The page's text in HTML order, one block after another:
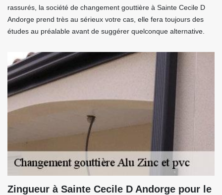
rassurés, la société de changement gouttière à Sainte Cecile D
Andorge prend très au sérieux votre cas, elle fera toujours des
études au préalable avant de suggérer quelconque alternative.
Zingueur à Sainte Cecile D Andorge pour le